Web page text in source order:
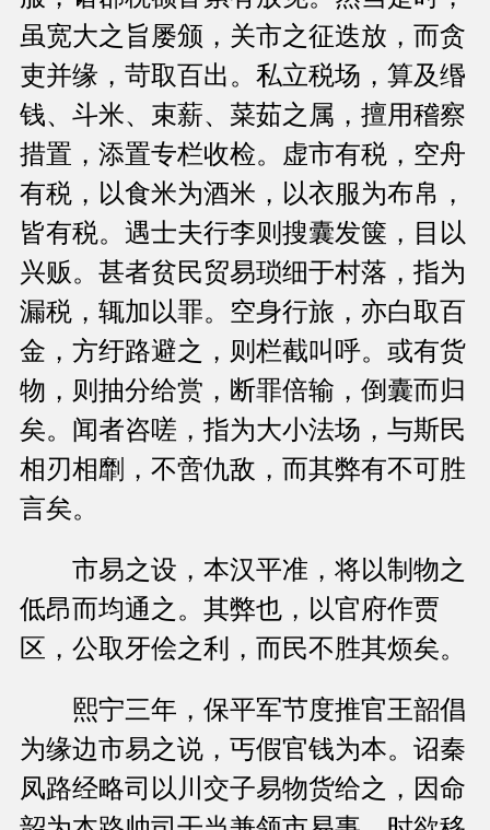
虽宽大之旨屡颁，关市之征迭放，而贪
吏并缘，苛取百出。私立税场，算及缗
钱、斗米、束薪、菜茹之属，擅用稽察
措置，添置专栏收检。虚市有税，空舟
有税，以食米为酒米，以衣服为布帛，
皆有税。遇士夫行李则搜囊发箧，目以
兴贩。甚者贫民贸易琐细于村落，指为
漏税，辄加以罪。空身行旅，亦白取百
金，方纡路避之，则栏截叫呼。或有货
物，则抽分给赏，断罪倍输，倒囊而归
矣。闻者咨嗟，指为大小法场，与斯民
相刃相劘，不啻仇敌，而其弊有不可胜
言矣。
市易之设，本汉平准，将以制物之
低昂而均通之。其弊也，以官府作贾
区，公取牙侩之利，而民不胜其烦矣。
熙宁三年，保平军节度推官王韶倡
为缘边市易之说，丐假官钱为本。诏秦
凤路经略司以川交子易物货给之，因命